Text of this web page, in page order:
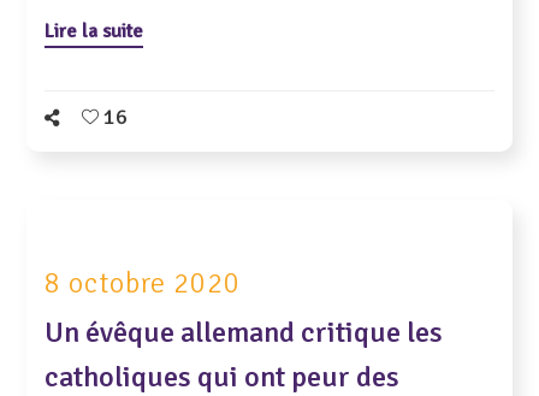
Lire la suite
16
8 octobre 2020
Un évêque allemand critique les
catholiques qui ont peur des